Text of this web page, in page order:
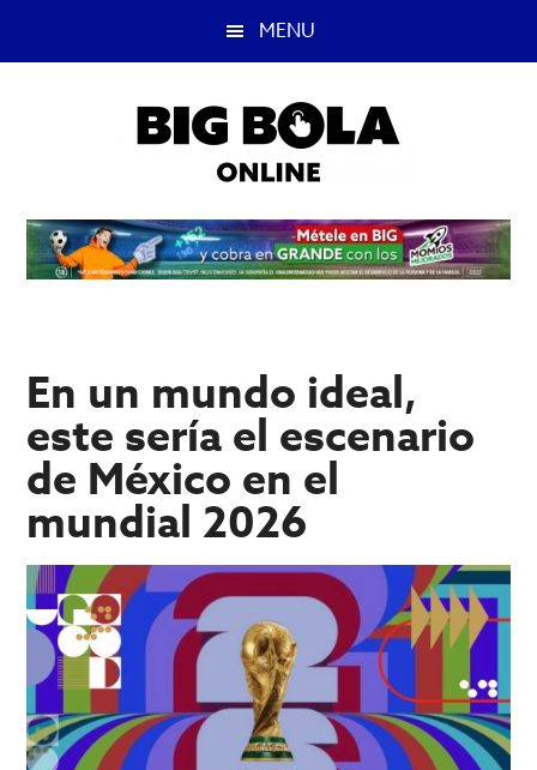
MENU
Big
Bola
mejor
del
deportivas.
En un mundo ideal,
este sería el escenario
de México en el
mundial 2026